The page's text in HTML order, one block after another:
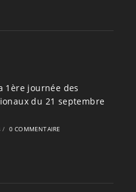
1ère journée des
du 21 septembre
/ 0 COMMENTAIRE